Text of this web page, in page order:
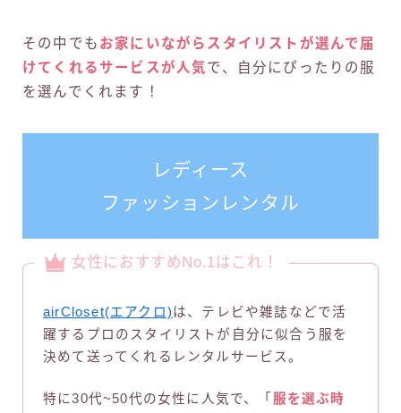
その中でも お家にいながらスタイリストが選んで届
けてくれるサービスが人気で、自分にぴったりの服
を選んでくれます！
レディース
ファッションレンタル
女性におすすめNo.1はこれ！
airCloset(エアクロ)は、テレビや雑誌などで活
躍するプロのスタイリストが自分に似合う服を
決めて送ってくれるレンタルサービス。
特に30代~50代の女性に人気で、「 服を選ぶ時